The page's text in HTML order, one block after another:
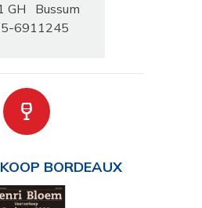
GH Bussum
6911245
BORDEAUX